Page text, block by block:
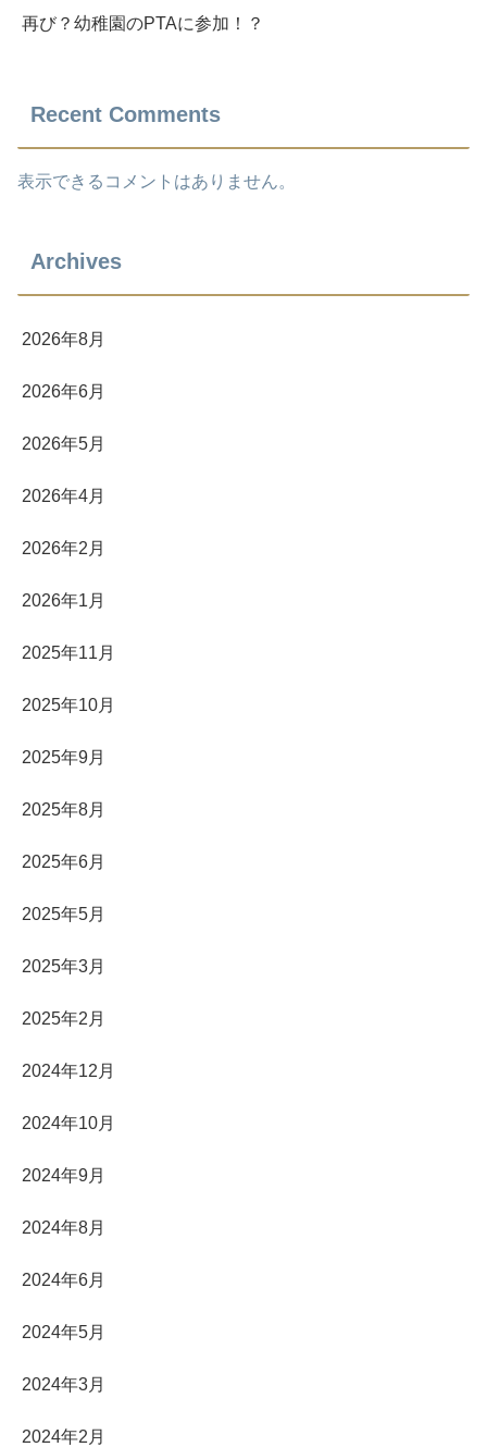
再び？幼稚園のPTAに参加！？
Recent Comments
表示できるコメントはありません。
Archives
2026年8月
2026年6月
2026年5月
2026年4月
2026年2月
2026年1月
2025年11月
2025年10月
2025年9月
2025年8月
2025年6月
2025年5月
2025年3月
2025年2月
2024年12月
2024年10月
2024年9月
2024年8月
2024年6月
2024年5月
2024年3月
2024年2月